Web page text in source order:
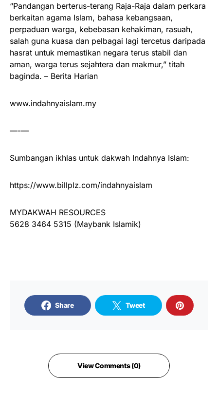
“Pandangan berterus-terang Raja-Raja dalam perkara
berkaitan agama Islam, bahasa kebangsaan,
perpaduan warga, kebebasan kehakiman, rasuah,
salah guna kuasa dan pelbagai lagi tercetus daripada
hasrat untuk memastikan negara terus stabil dan
aman, warga terus sejahtera dan makmur,” titah
baginda. – Berita Harian
www.indahnyaislam.my
—-—
Sumbangan ikhlas untuk dakwah Indahnya Islam:
https://www.billplz.com/indahnyaislam
MYDAKWAH RESOURCES
5628 3464 5315 (Maybank Islamik)
Share Tweet
View Comments (0)